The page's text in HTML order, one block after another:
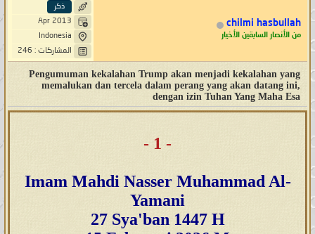
chilmi hasbullah
من الأنصار السابقين الأخيار
ذكر
Apr 2013
Indonesia
المشاركات : 246
Pengumuman kekalahan Trump akan menjadi kekalahan yang
memalukan dan tercela dalam perang yang akan datang ini,
dengan izin Tuhan Yang Maha Esa
- 1 -
Imam Mahdi Nasser Muhammad Al-
Yamani
27 Sya'ban 1447 H